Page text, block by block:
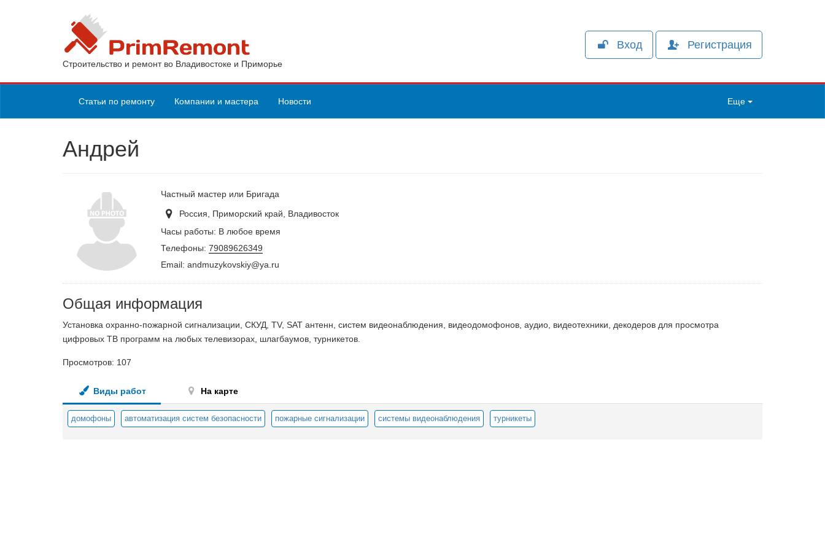
Строительство и ремонт во Владивостоке и Приморье
Вход Регистрация
Статьи по ремонту Компании и мастера Новости Еще
Андрей
Частный мастер или Бригада
Россия, Приморский край, Владивосток
Часы работы: В любое время
Телефоны:79089626349
Email: andmuzykovskiy@ya.ru
Общая информация
Установка охранно-пожарной сигнализации, СКУД, TV, SAT антенн, систем видеонаблюдения, видеодомофонов, аудио, видеотехники, декодеров для просмотра
цифровых ТВ программ на любых телевизорах, шлагбаумов, турникетов.
Просмотров: 107
Виды работ На карте
домофоны автоматизация систем безопасности пожарные сигнализации системы видеонаблюдения турникеты